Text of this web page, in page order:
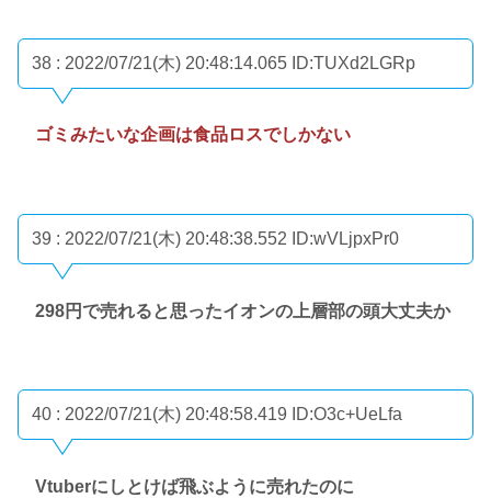
38 : 2022/07/21(木) 20:48:14.065 ID:TUXd2LGRp
ゴミみたいな企画は食品ロスでしかない
39 : 2022/07/21(木) 20:48:38.552 ID:wVLjpxPr0
298円で売れると思ったイオンの上層部の頭大丈夫か
40 : 2022/07/21(木) 20:48:58.419 ID:O3c+UeLfa
Vtuberにしとけば飛ぶように売れたのに